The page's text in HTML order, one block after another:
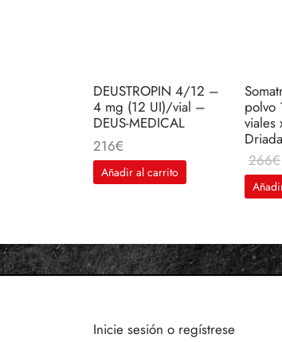
DEUSTROPIN 4/12 –
4 mg (12 UI)/vial –
DEUS-MEDICAL
216€
Añadir al carrito
polvo
viales
266€
Inicie sesión o regístrese